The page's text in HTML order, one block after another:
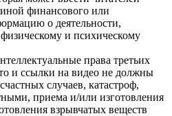
финансового или
о деятельности,
и психическому
права третьих
и ссылки на видео не должны
случаев, катастроф,
приема и/или изготовления
взрывчатых веществ